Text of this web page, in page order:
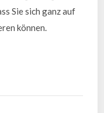
Sie sich ganz auf
können.